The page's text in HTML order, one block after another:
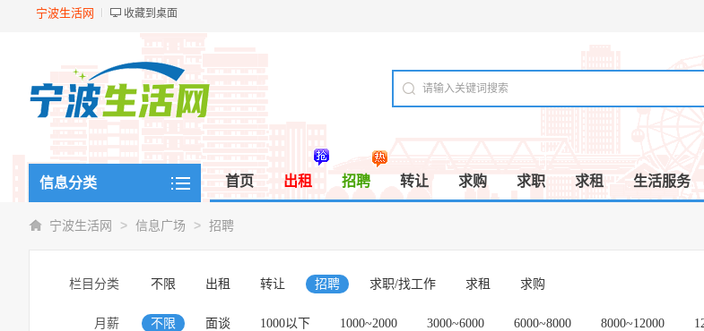
宁波生活网 收藏到桌面
信息分类 首页 出租 招聘 转让 求购 求职 求租 生活服务
宁波生活网 > 信息广场 > 招聘
栏目分类 不限 出租 转让 招聘 求职/找工作 求租 求购
月薪 不限 面谈 1000以下 1000~2000 3000~6000 6000~8000 8000~12000